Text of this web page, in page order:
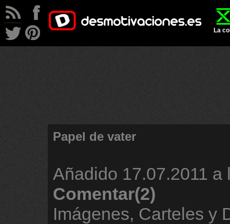
La
Papel de vater
Añadido 17.07.2011 a
Comentar(2)
Imágenes, Carteles y